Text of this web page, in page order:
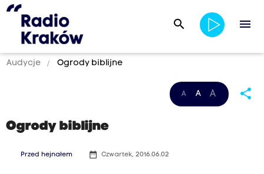
search menu
Audycje Ogrody biblijne
A A A share
Ogrody biblijne
Przed hejnałem date_range Czwartek, 2016.06.02